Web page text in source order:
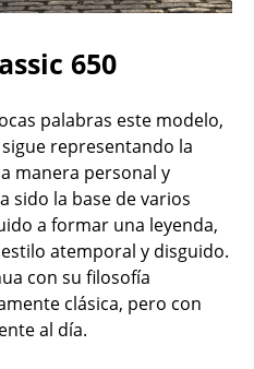
650
palabras este modelo,
representando la
manera personal y
sido la base de varios
a formar una leyenda,
atemporal y disguido.
con su filosofía
clásica, pero con
al día.